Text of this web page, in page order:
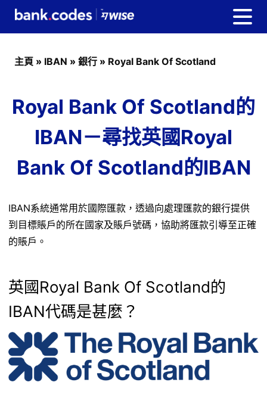
主頁 » IBAN » 銀行 » Royal Bank Of Scotland
Royal Bank Of Scotland的
IBAN－尋找英國Royal
Bank Of Scotland的IBAN
IBAN系統通常用於國際匯款，透過向處理匯款的銀行提供
到目標賬戶的所在國家及賬戶號碼，協助將匯款引導至正確
的賬戶。
英國Royal Bank Of Scotland的
IBAN代碼是甚麼？